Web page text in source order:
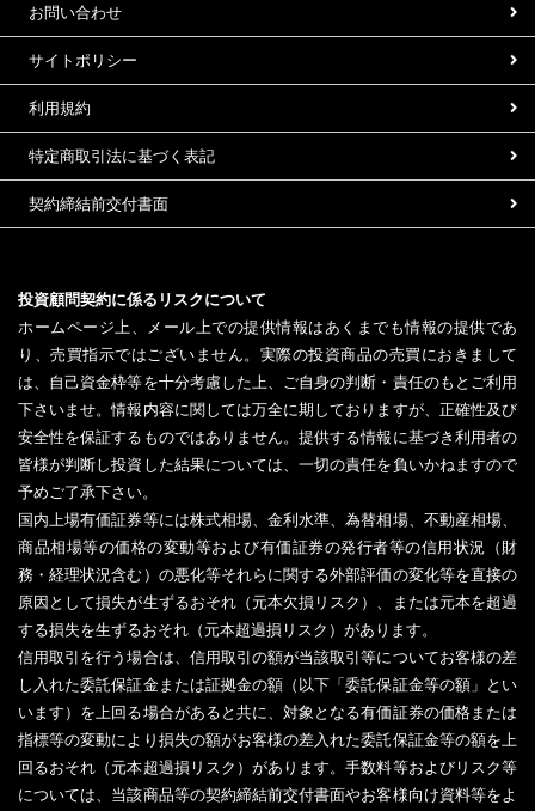
お問い合わせ
サイトポリシー
利用規約
特定商取引法に基づく表記
契約締結前交付書面
投資顧問契約に係るリスクについて
ホームページ上、メール上での提供情報はあくまでも情報の提供であ
り、売買指示ではございません。実際の投資商品の売買におきまして
は、自己資金枠等を十分考慮した上、ご自身の判断・責任のもとご利用
下さいませ。情報内容に関しては万全に期しておりますが、正確性及び
安全性を保証するものではありません。提供する情報に基づき利用者の
皆様が判断し投資した結果については、一切の責任を負いかねますので
予めご了承下さい。
国内上場有価証券等には株式相場、金利水準、為替相場、不動産相場、
商品相場等の価格の変動等および有価証券の発行者等の信用状況（財
務・経理状況含む）の悪化等それらに関する外部評価の変化等を直接の
原因として損失が生ずるおそれ（元本欠損リスク）、または元本を超過
する損失を生ずるおそれ（元本超過損リスク）があります。
信用取引を行う場合は、信用取引の額が当該取引等についてお客様の差
し入れた委託保証金または証拠金の額（以下「委託保証金等の額」とい
います）を上回る場合があると共に、対象となる有価証券の価格または
指標等の変動により損失の額がお客様の差入れた委託保証金等の額を上
回るおそれ（元本超過損リスク）があります。手数料等およびリスク等
については、当該商品等の契約締結前交付書面やお客様向け資料等をよ